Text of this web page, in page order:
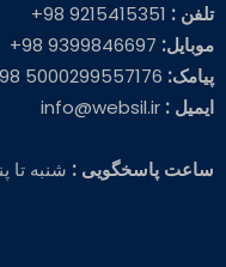
تلفن :
موبایل:
پیامک:
ایمیل :
ساعت پاسخگویی : شنبه تا